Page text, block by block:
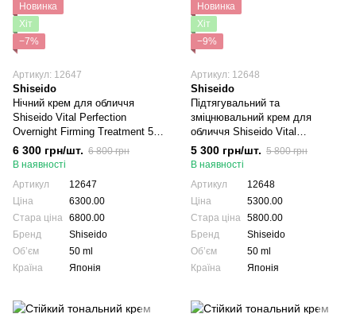
Новинка
Хіт
−7%
Артикул: 12647
Shiseido
Нічний крем для обличчя
Shiseido Vital Perfection
Overnight Firming Treatment 50
мл
6 300 грн/шт. 6 800 грн
В наявності
Артикул
12647
Ціна
6300.00
Стара ціна 6800.00
Бренд
Shiseido
Обʼєм
50 ml
Країна
Японія
Новинка
Хіт
−9%
Артикул: 12648
Shiseido
Підтягувальний та
зміцнювальний крем для
обличчя Shiseido Vital
Perfection Uplifting And Firming
Advanced Cream Soft 50 мл
5 300 грн/шт. 5 800 грн
В наявності
Артикул
12648
Ціна
5300.00
Стара ціна 5800.00
Бренд
Shiseido
Обʼєм
50 ml
Країна
Японія